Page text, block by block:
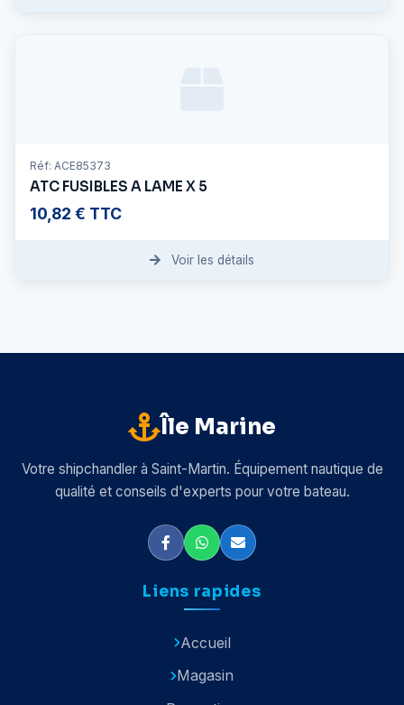
Réf: ACE85373
ATC FUSIBLES A LAME X 5
10,82 € TTC
Voir les détails
Île Marine
Votre shipchandler à Saint-Martin. Équipement nautique de
qualité et conseils d'experts pour votre bateau.
Liens rapides
Accueil
Magasin